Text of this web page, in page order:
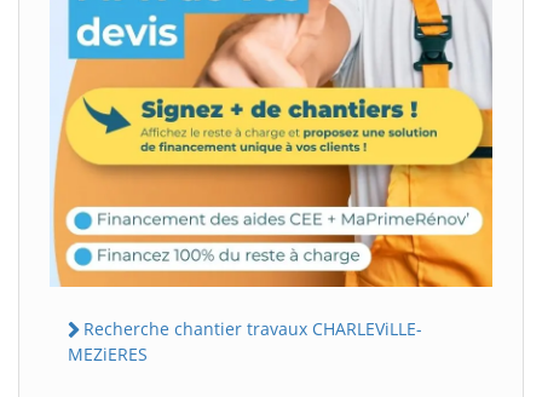
Recherche chantier travaux CHARLEViLLE-
MEZiERES